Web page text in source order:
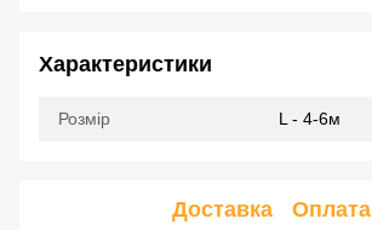
Характеристики
Розмір L - 4-6м
Доставка Оплата